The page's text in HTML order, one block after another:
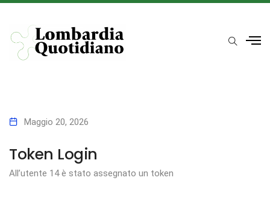
Maggio 20, 2026
Token Login
All’utente 14 è stato assegnato un token